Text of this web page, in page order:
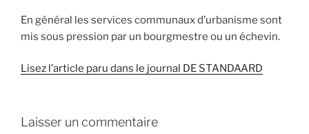
En général les services communaux d’urbanisme sont
mis sous pression par un bourgmestre ou un échevin.
Lisez l’article paru dans le journal DE STANDAARD
Laisser un commentaire